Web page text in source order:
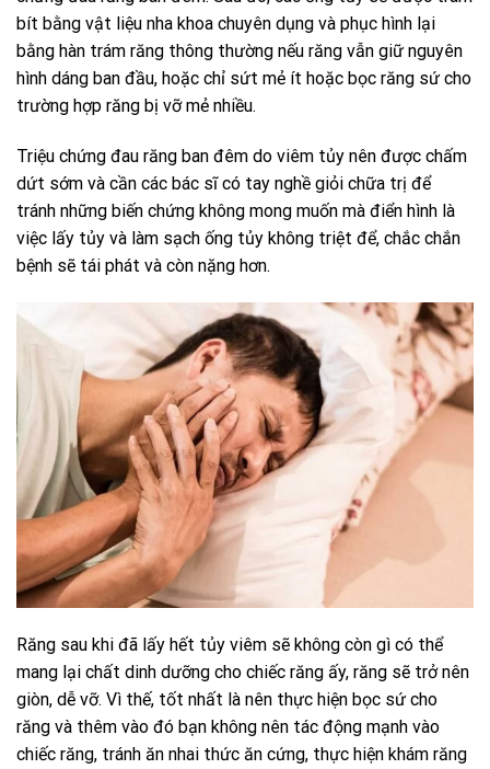
bít bằng vật liệu nha khoa chuyên dụng và phục hình lại
bằng hàn trám răng thông thường nếu răng vẫn giữ nguyên
hình dáng ban đầu, hoặc chỉ sứt mẻ ít hoặc bọc răng sứ cho
trường hợp răng bị vỡ mẻ nhiều.
Triệu chứng đau răng ban đêm do viêm tủy nên được chấm
dứt sớm và cần các bác sĩ có tay nghề giỏi chữa trị để
tránh những biến chứng không mong muốn mà điển hình là
việc lấy tủy và làm sạch ống tủy không triệt để, chắc chắn
bệnh sẽ tái phát và còn nặng hơn.
Răng sau khi đã lấy hết tủy viêm sẽ không còn gì có thể
mang lại chất dinh dưỡng cho chiếc răng ấy, răng sẽ trở nên
giòn, dễ vỡ. Vì thế, tốt nhất là nên thực hiện bọc sứ cho
răng và thêm vào đó bạn không nên tác động mạnh vào
chiếc răng, tránh ăn nhai thức ăn cứng, thực hiện khám răng